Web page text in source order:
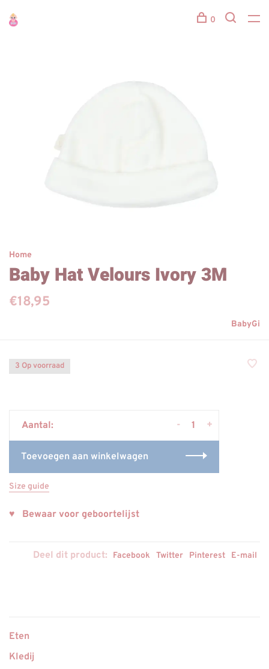
0
Home
Baby Hat Velours Ivory 3M
€18,95
BabyGi
3 Op voorraad
Aantal: +
-
Toevoegen aan winkelwagen
Size guide
♥ Bewaar voor geboortelijst
Deel dit product: Facebook Twitter Pinterest E-mail
Eten
Kledij